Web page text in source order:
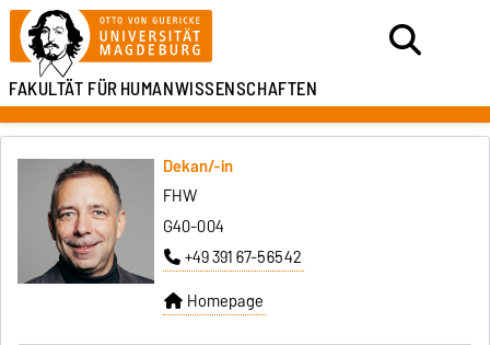
FAKULTÄT FÜRHUMANWISSENSCHAFTEN
Dekan/-in
FHW
G40-004
+49 391 67-56542
Homepage